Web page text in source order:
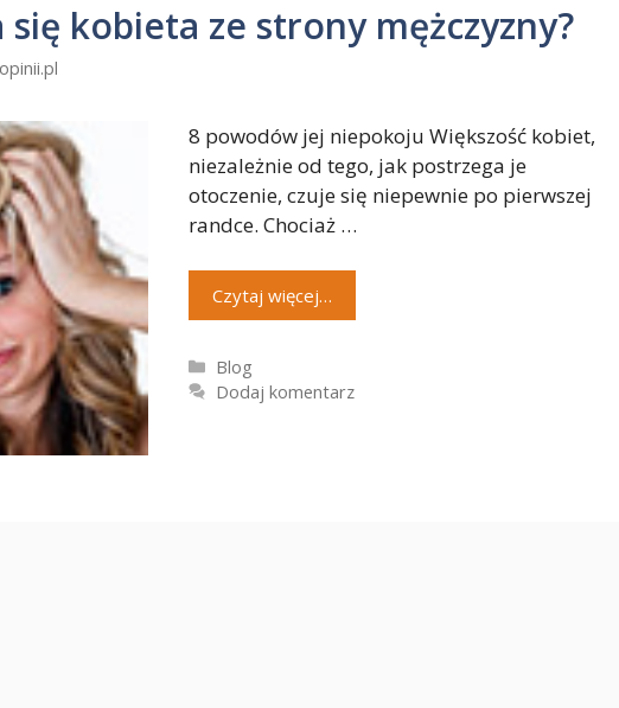
się kobieta ze strony mężczyzny?
8 powodów jej niepokoju Większość kobiet,
niezależnie od tego, jak postrzega je
otoczenie, czuje się niepewnie po pierwszej
randce. Chociaż …
Czytaj więcej…
Kategorie
Blog
Dodaj komentarz